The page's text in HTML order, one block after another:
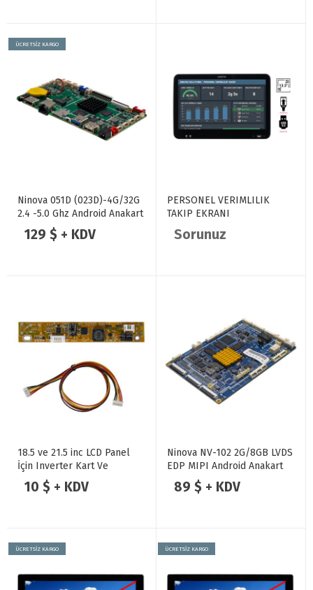
ÜCRETSİZ KARGO
Ninova 051D (023D)-4G/32G
2.4 -5.0 Ghz Android Anakart
MIPI / LVDS
129 $ + KDV
PERSONEL VERIMLILIK
TAKIP EKRANI
Sorunuz
18.5 ve 21.5 inc LCD Panel
İçin Inverter Kart Ve
Kablosu
10 $ + KDV
Ninova NV-102 2G/8GB LVDS
EDP MIPI Android Anakart
89 $ + KDV
ÜCRETSİZ KARGO ÜCRETSİZ KARGO